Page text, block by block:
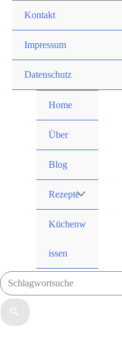
springen
Kontakt
Impressum
Datenschutz
Home
Über
Blog
RezepteMenü
Umschalten
Küchenw
issen
Suchen
nach: